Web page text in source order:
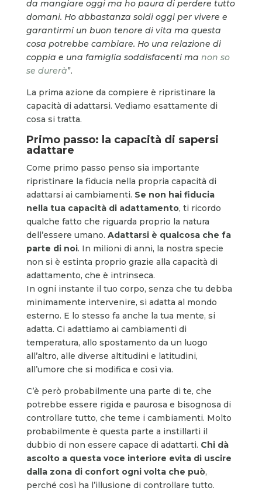
da mangiare oggi ma ho paura di perdere tutto
domani. Ho abbastanza soldi oggi per vivere e
garantirmi un buon tenore di vita ma questa
cosa potrebbe cambiare. Ho una relazione di
coppia e una famiglia soddisfacenti ma non so
se durerà”.
La prima azione da compiere è ripristinare la
capacità di adattarsi. Vediamo esattamente di
cosa si tratta.
Primo passo: la capacità di sapersi
adattare
Come primo passo penso sia importante
ripristinare la fiducia nella propria capacità di
adattarsi ai cambiamenti. Se non hai fiducia
nella tua capacità di adattamento, ti ricordo
qualche fatto che riguarda proprio la natura
dell’essere umano. Adattarsi è qualcosa che fa
parte di noi. In milioni di anni, la nostra specie
non si è estinta proprio grazie alla capacità di
adattamento, che è intrinseca.
In ogni instante il tuo corpo, senza che tu debba
minimamente intervenire, si adatta al mondo
esterno. E lo stesso fa anche la tua mente, si
adatta. Ci adattiamo ai cambiamenti di
temperatura, allo spostamento da un luogo
all’altro, alle diverse altitudini e latitudini,
all’umore che si modifica e così via.
C’è però probabilmente una parte di te, che
potrebbe essere rigida e paurosa e bisognosa di
controllare tutto, che teme i cambiamenti. Molto
probabilmente è questa parte a instillarti il
dubbio di non essere capace di adattarti. Chi dà
ascolto a questa voce interiore evita di uscire
dalla zona di confort ogni volta che può,
perché così ha l’illusione di controllare tutto.